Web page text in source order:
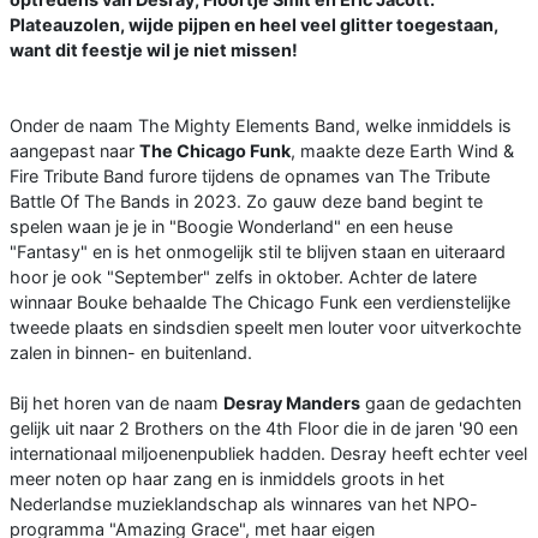
Plateauzolen, wijde pijpen en heel veel glitter toegestaan,
want dit feestje wil je niet missen!
Onder de naam The Mighty Elements Band, welke inmiddels is
aangepast naar The Chicago Funk, maakte deze Earth Wind &
Fire Tribute Band furore tijdens de opnames van The Tribute
Battle Of The Bands in 2023. Zo gauw deze band begint te
spelen waan je je in "Boogie Wonderland" en een heuse
"Fantasy" en is het onmogelijk stil te blijven staan en uiteraard
hoor je ook "September" zelfs in oktober. Achter de latere
winnaar Bouke behaalde The Chicago Funk een verdienstelijke
tweede plaats en sindsdien speelt men louter voor uitverkochte
zalen in binnen- en buitenland.
Bij het horen van de naam Desray Manders gaan de gedachten
gelijk uit naar 2 Brothers on the 4th Floor die in de jaren '90 een
internationaal miljoenenpubliek hadden. Desray heeft echter veel
meer noten op haar zang en is inmiddels groots in het
Nederlandse muzieklandschap als winnares van het NPO-
programma "Amazing Grace", met haar eigen